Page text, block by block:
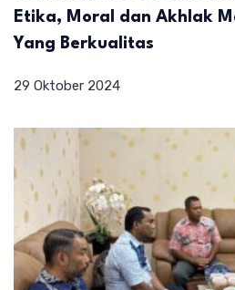
Etika, Moral dan Akhlak
Yang Berkualitas
29 Oktober 2024